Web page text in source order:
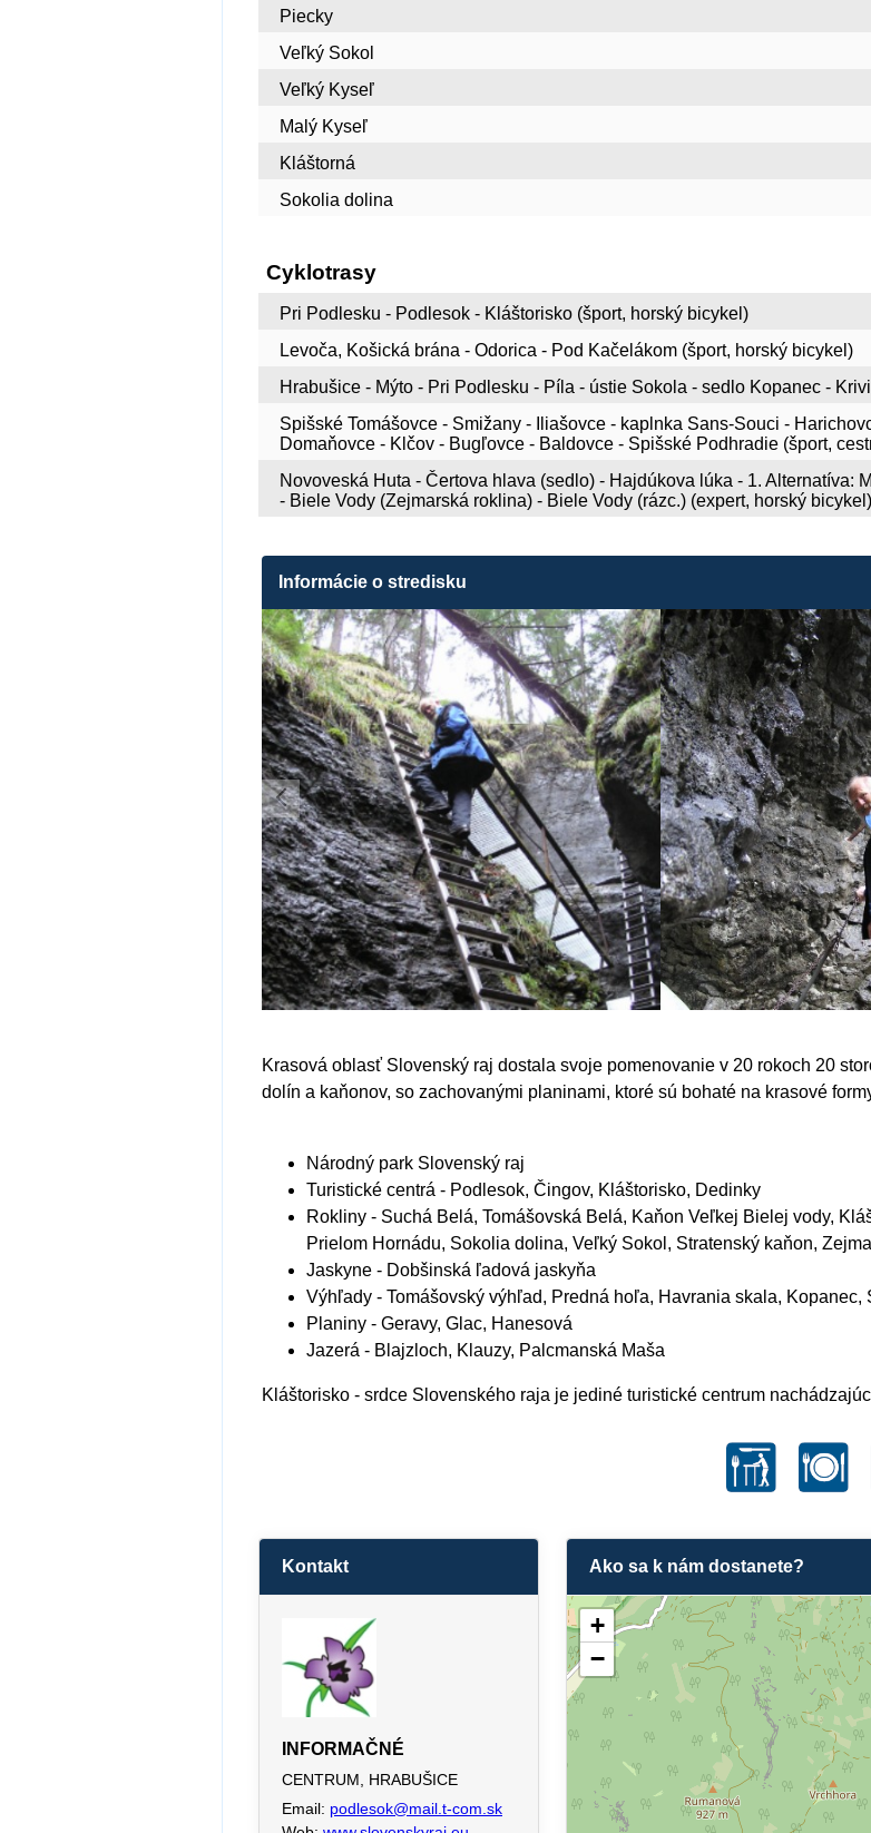
Piecky
Veľký Sokol
Veľký Kyseľ
Malý Kyseľ
Kláštorná
Sokolia dolina
Cyklotrasy
Pri Podlesku - Podlesok - Kláštorisko (šport, horský bicykel)
Levoča, Košická brána - Odorica - Pod Kačelákom (šport, horský bicykel)
Hrabušice - Mýto - Pri Podlesku - Píla - ústie Sokola - sedlo Kopanec -
Spišské Tomášovce - Smižany - Iliašovce - kaplnka Sans-Souci -
Domaňovce - Klčov - Bugľovce - Baldovce - Spišské Podhradie (šport,
Novoveská Huta - Čertova hlava (sedlo) - Hajdúkova lúka - 1. Alternatíva:
- Biele Vody (Zejmarská roklina) - Biele Vody (rázc.) (expert, horský bicykel)
Informácie o stredisku
Krasová oblasť Slovenský raj dostala svoje pomenovanie v 20 rokoch 20
dolín a kaňonov, so zachovanými planinami, ktoré sú bohaté na krasové
Národný park Slovenský raj
Turistické centrá - Podlesok, Čingov, Kláštorisko, Dedinky
Rokliny - Suchá Belá, Tomášovská Belá, Kaňon Veľkej Bielej vody,
Prielom Hornádu, Sokolia dolina, Veľký Sokol, Stratenský kaňon,
Jaskyne - Dobšinská ľadová jaskyňa
Výhľady - Tomášovský výhľad, Predná hoľa, Havrania skala, Kopanec,
Planiny - Geravy, Glac, Hanesová
Jazerá - Blajzloch, Klauzy, Palcmanská Maša
Kláštorisko - srdce Slovenského raja je jediné turistické centrum
Kontakt
INFORMAČNÉ
CENTRUM, HRABUŠICE
Email: podlesok@mail.t-com.sk
Ako sa k nám dostanete?
+
−